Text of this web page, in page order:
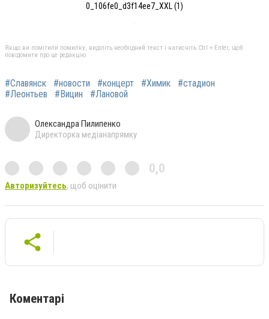
0_106fe0_d3f14ee7_XXL (1)
Якщо ви помітили помилку, виділіть необхідний текст і натисніть Ctrl + Enter, щоб
повідомити про це редакцію
#Славянск #новости #концерт #Химик
#стадион
#Леонтьев
#Вицин #Лановой
Олександра Пилипенко
Директорка медіанапрямку
0,0
Авторизуйтесь, щоб оцінити
Коментарі